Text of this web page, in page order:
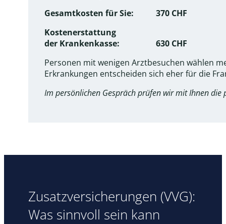
Gesamtkosten für Sie: 370 CHF
Kostenerstattung
der Krankenkasse: 630 CHF
Personen mit wenigen Arztbesuchen wählen
Erkrankungen entscheiden sich eher für die
Im persönlichen Gespräch prüfen wir mit Ihnen die
Zusatzversicherungen (VVG):
Was sinnvoll sein kann